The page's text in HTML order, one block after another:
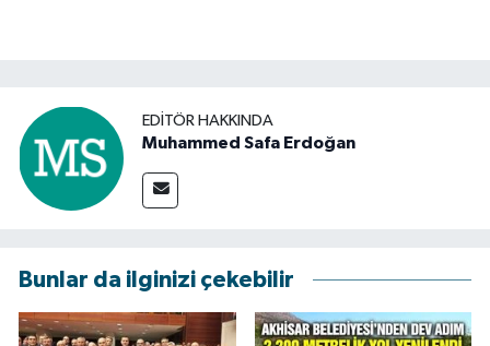
EDITÖR HAKKINDA
Muhammed Safa Erdoğan
Bunlar da ilginizi çekebilir